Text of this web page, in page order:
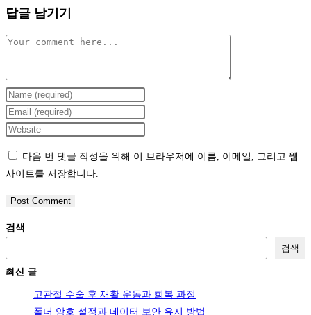
답글 남기기
Comment
Enter
your
name
username
comment
Enter
your
address
comment
Enter
website
URL
(optional)
다음 번 댓글 작성을 위해 이 브라우저에 이름, 이메일, 그리고 웹
사이트를 저장합니다.
검색
검색
최신 글
고관절 수술 후 재활 운동과 회복 과정
폴더 암호 설정과 데이터 보안 유지 방법